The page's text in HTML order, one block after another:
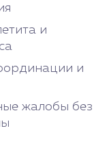
и
и
жалобы без